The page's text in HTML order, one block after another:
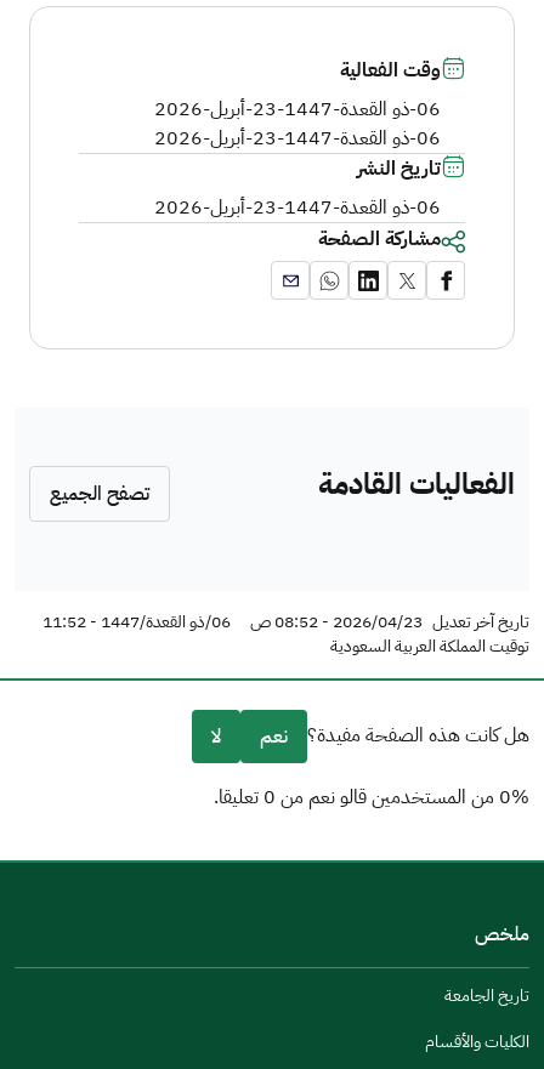
وقت الفعالية
06-ذو القعدة-1447
-23-أبريل-2026
06-ذو القعدة-1447
-23-أبريل-2026
تاريخ النشر
06-ذو القعدة-1447
-23-أبريل-2026
مشاركة الصفحة
الفعاليات القادمة تصفح الجميع
تاريخ آخر تعديل 2026/04/23 - 08:52 ص
06/ذو القعدة/1447 - 11:52
توقيت المملكة العربية السعودية
هل كانت هذه الصفحة مفيدة؟ نعم لا
0% من المستخدمين قالو نعم من 0 تعليقا.
مكتوبة بشكل جيد
الإجابات كانت مرتبطة
تصميمه يجعله سهل القراءة
ملخص
تاريخ الجامعة
الكليات والأقسام